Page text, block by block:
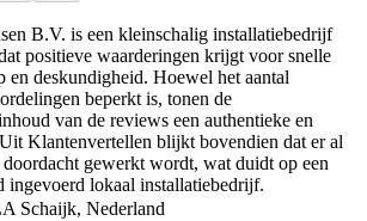
B.V. is een kleinschalig installatiebedrijf
positieve waarderingen krijgt voor snelle
en deskundigheid. Hoewel het aantal
beperkt is, tonen de
van de reviews een authentieke en
Klantenvertellen blijkt bovendien dat er al
gewerkt wordt, wat duidt op een
ingevoerd lokaal installatiebedrijf.
Schaijk, Nederland